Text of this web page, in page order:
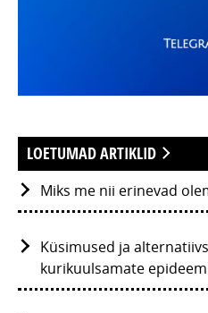
LOETUMAD ARTIKLID
Miks me nii erinevad
Küsimused ja
kurikuulsamate